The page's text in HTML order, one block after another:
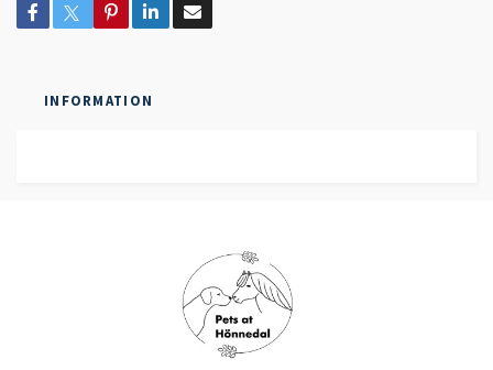
INFORMATION